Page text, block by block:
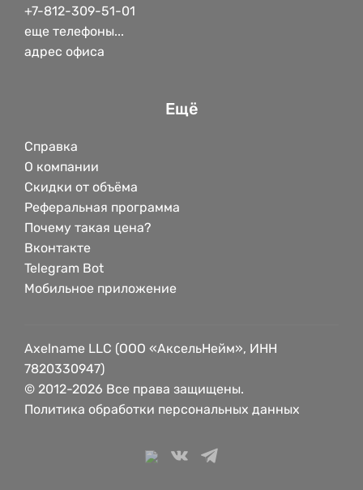
+7-812-309-51-01
еще телефоны...
адрес офиса
Ещё
Справка
О компании
Скидки от объёма
Реферальная программа
Почему такая цена?
Вконтакте
Telegram Bot
Мобильное приложение
Axelname LLC (ООО «АксельНейм», ИНН
7820330947)
© 2012-2026 Все права защищены.
Политика обработки персональных данных